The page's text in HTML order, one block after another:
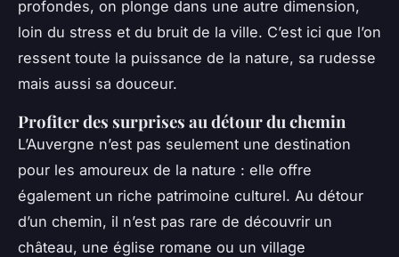
profondes, on plonge dans une autre dimension,
loin du stress et du bruit de la ville. C’est ici que l’on
ressent toute la puissance de la nature, sa rudesse
mais aussi sa douceur.
Profiter des surprises au détour du chemin
L’Auvergne n’est pas seulement une destination
pour les amoureux de la nature : elle offre
également un riche patrimoine culturel. Au détour
d’un chemin, il n’est pas rare de découvrir un
château, une église romane ou un village